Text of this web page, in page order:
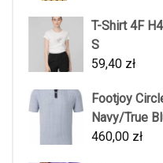
T-Shirt 4F
S
59,40 zł
Footjoy
Navy/True
460,00 zł